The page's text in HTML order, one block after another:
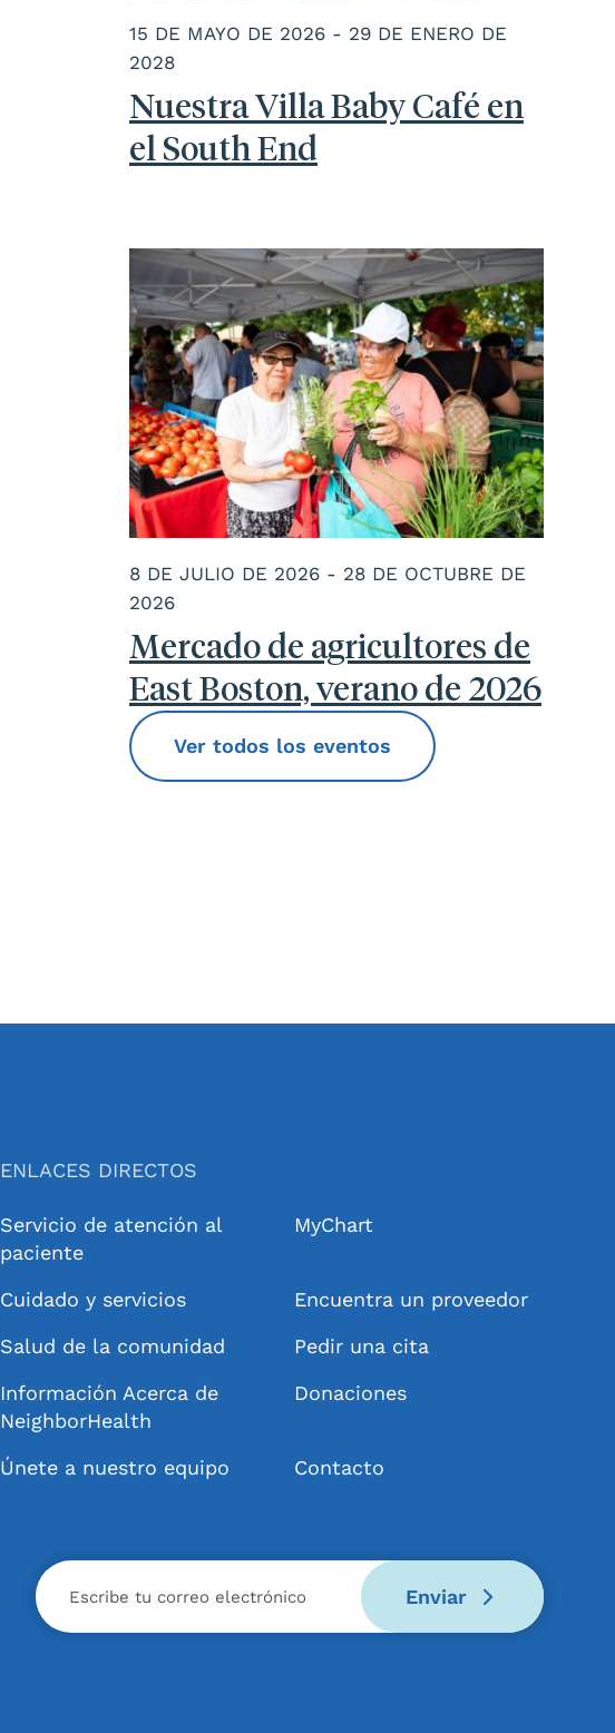
15 DE MAYO DE 2026 - 29 DE ENERO DE
2028
Nuestra Villa Baby Café en
el South End
8 DE JULIO DE 2026 - 28 DE OCTUBRE DE
2026
Mercado de agricultores de
East Boston, verano de 2026
Ver todos los eventos
ENLACES DIRECTOS
Servicio de atención al
paciente
MyChart
Cuidado y servicios
Encuentra un proveedor
Salud de la comunidad
Pedir una cita
Información Acerca de
NeighborHealth
Donaciones
Únete a nuestro equipo Contacto
Enviar